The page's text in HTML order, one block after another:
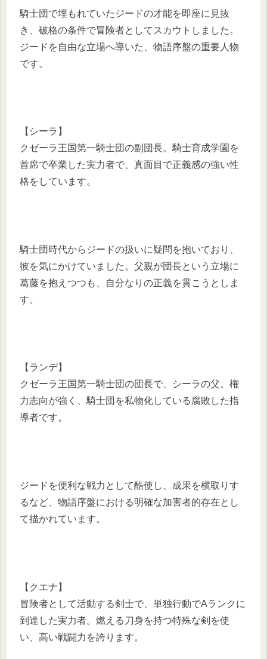
騎士団で埋もれていたジードの才能を即座に見抜
き、破格の条件で冒険者としてスカウトしました。
ジードを自由な立場へ導いた、物語序盤の重要人物
です。
【シーラ】
クゼーラ王国第一騎士団の副団長。騎士育成学園を
首席で卒業した実力者で、真面目で正義感の強い性
格をしています。
騎士団時代からジードの扱いに疑問を抱いており、
彼を気にかけていました。父親が団長という立場に
葛藤を抱えつつも、自分なりの正義を貫こうとしま
す。
【ランデ】
クゼーラ王国第一騎士団の団長で、シーラの父。権
力志向が強く、騎士団を私物化している腐敗した指
導者です。
ジードを便利な戦力として酷使し、成果を横取りす
るなど、物語序盤における明確な加害者的存在とし
て描かれています。
【クエナ】
冒険者として活動する剣士で、単独行動でAランクに
到達した実力者。燃える刀身を持つ特殊な剣を使
い、高い戦闘力を誇ります。